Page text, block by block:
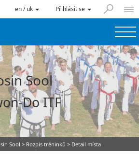
en / uk Přihlásit se
Sool
Do ITF
Sool > Rozpis tréninků > Detail místa